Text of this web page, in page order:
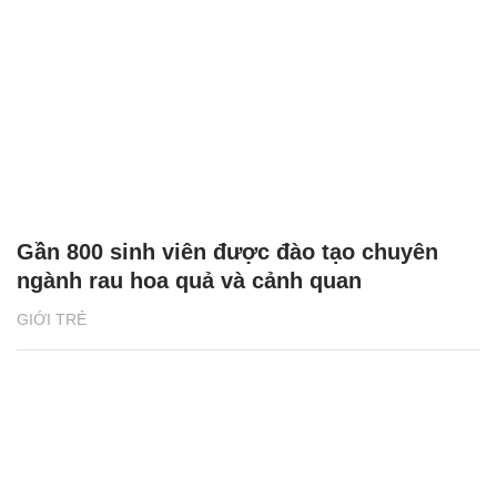
GIỚI TRẺ
Gần 800 sinh viên được đào tạo chuyên
ngành rau hoa quả và cảnh quan